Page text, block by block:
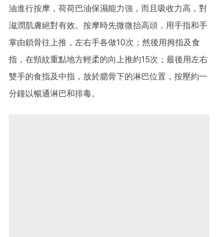
油進行按摩，荷荷巴油保濕能力強，而且吸收力高，對
滋潤肌膚絕對有效。按摩時先微微抬高頭，用手指和手
掌由鎖骨往上推，左右手各做10次；然後用拇指及食
指，在頸紋重點地方輕柔的向上推約15次；最後用左右
雙手的食指及中指，放於腮骨下的淋巴位置，按壓約一
分鐘以暢通淋巴和排毒。